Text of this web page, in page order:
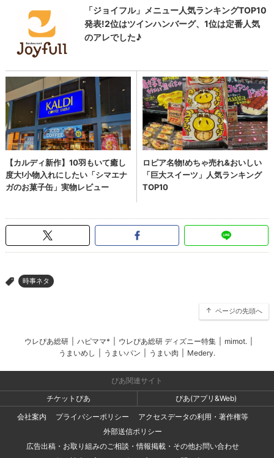
> 時事ネタ
ページの先頭へ
ウレぴあ総研 ハピママ* ウレぴあ総研 ディズニー特集 mimot.
うまいめし
うまいパン うまい肉 Medery.
ぴあ関連サイト
チケットぴあ
ぴあ(アプリ&Web)
会社案内
プライバシーポリシー
アクセスデータの利用・著作権等
外部送信ポリシー
広告出稿・お取り組みのご相談・情報掲載・その他お問い合わせ